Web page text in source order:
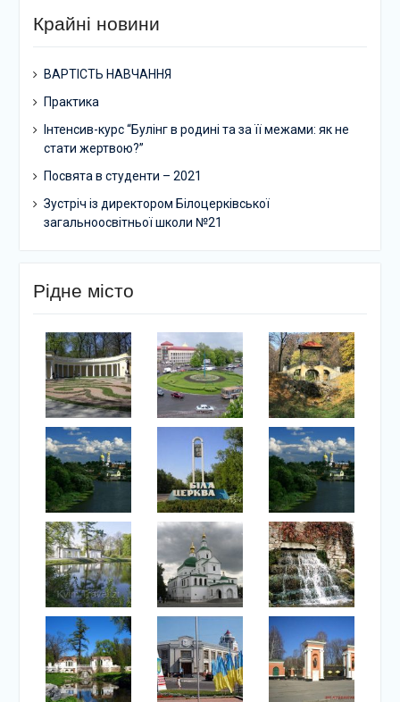
Крайні новини
ВАРТІСТЬ НАВЧАННЯ
Практика
Інтенсив-курс “Булінг в родині та за її межами: як не
стати жертвою?”
Посвята в студенти – 2021
Зустріч із директором Білоцерківської
загальноосвітньої школи №21
Рідне місто